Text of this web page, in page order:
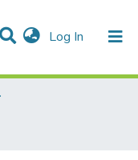
Log In (current)